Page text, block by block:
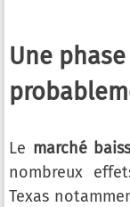
Une
Le marché
nombreux
Texas